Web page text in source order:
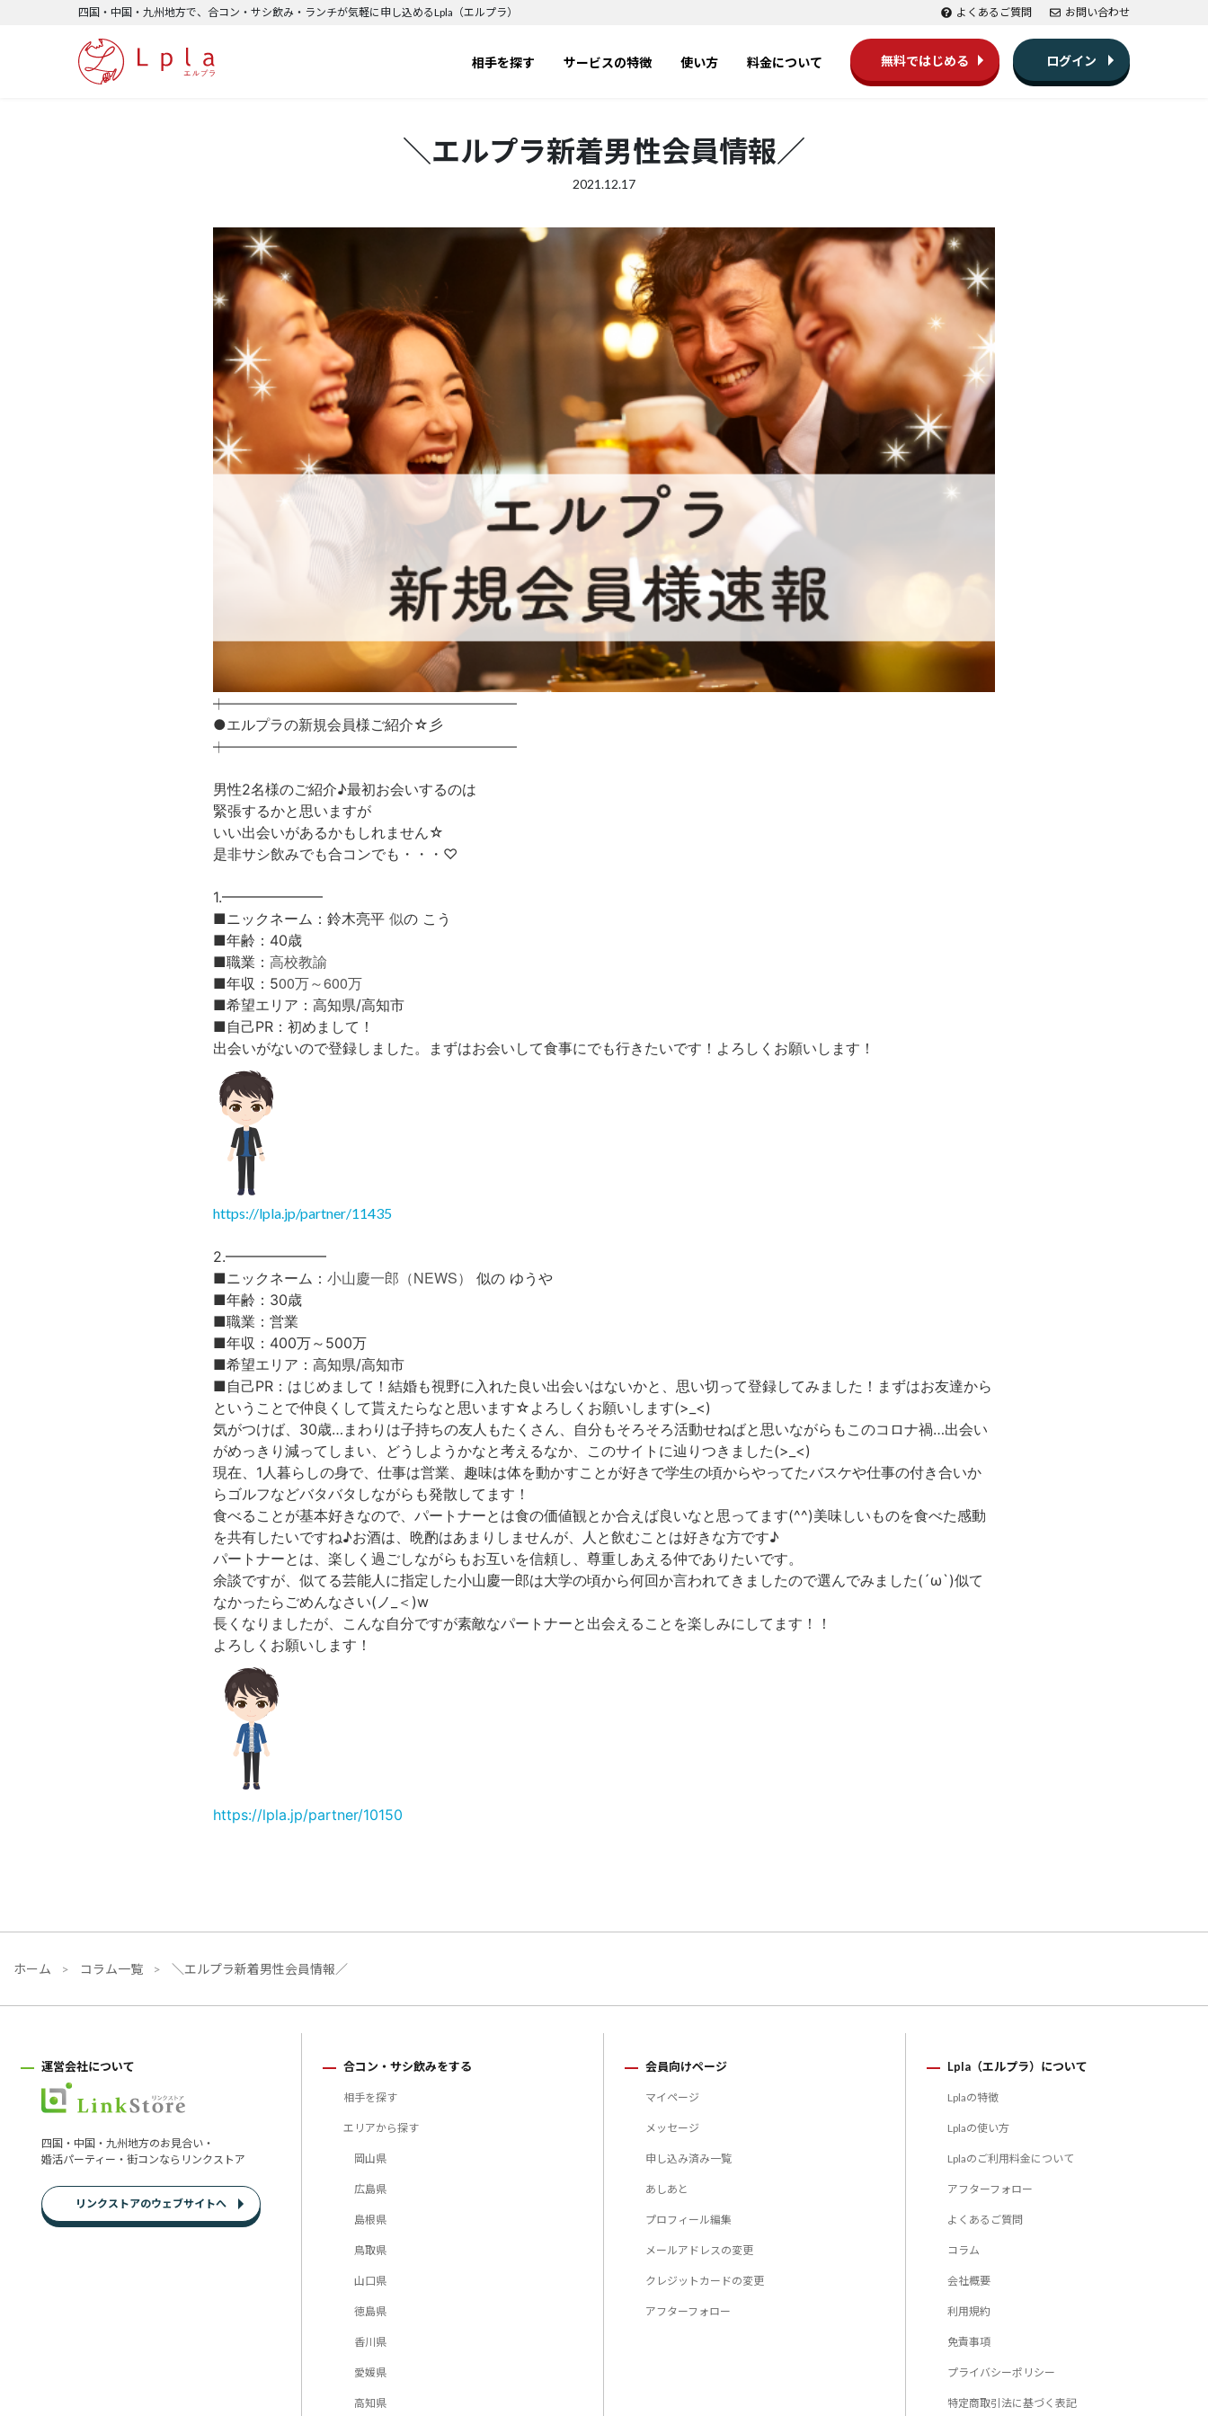
四国・中国・九州地方で、合コン・サシ飲み・ランチが気軽に申し込めるLpla（エルプラ） よくあるご質問 お問い合わせ
相手を探す サービスの特徴 使い方 料金について 無料ではじめる ログイン
＼エルプラ新着男性会員情報／
2021.12.17
┿━━━━━━━━━━━━━━━━━━━━━━━━━
●エルプラの新規会員様ご紹介☆彡
┿━━━━━━━━━━━━━━━━━━━━━━━━━
男性2名様のご紹介♪最初お会いするのは
緊張するかと思いますが
いい出会いがあるかもしれません☆
是非サシ飲みでも合コンでも・・・♡
1.━━━━━━━
■ニックネーム：鈴木亮平 似の こう
■年齢：40歳
■職業： 高校教諭
■年収：500万～600万
■希望エリア：高知県/高知市
■自己PR： 初めまして！
出会いがないので登録しました。まずはお会いして食事にでも行きたいです！よろしくお願いします！
https://lpla.jp/partner/11435
2.━━━━━━━
■ニックネーム： 小山慶一郎（NEWS）
似の ゆうや
■年齢：30歳
■職業：営業
■年収：400万～500万
■希望エリア：高知県/高知市
■自己PR：はじめまして！結婚も視野に入れた良い出会いはないかと、思い切って登録してみました！まずはお友達から
ということで仲良くして貰えたらなと思います☆よろしくお願いします(>_<)
気がつけば、30歳…まわりは子持ちの友人もたくさん、自分もそろそろ活動せねばと思いながらもこのコロナ禍…出会い
がめっきり減ってしまい、どうしようかなと考えるなか、このサイトに辿りつきました(>_<)
現在、1人暮らしの身で、仕事は営業、趣味は体を動かすことが好きで学生の頃からやってたバスケや仕事の付き合いか
らゴルフなどバタバタしながらも発散してます！
食べることが基本好きなので、パートナーとは食の価値観とか合えば良いなと思ってます(^^)美味しいものを食べた感動
を共有したいですね♪お酒は、晩酌はあまりしませんが、人と飲むことは好きな方です♪
パートナーとは、楽しく過ごしながらもお互いを信頼し、尊重しあえる仲でありたいです。
余談ですが、似てる芸能人に指定した小山慶一郎は大学の頃から何回か言われてきましたので選んでみました(´ω`)似て
なかったらごめんなさい(ノ_＜)w
長くなりましたが、こんな自分ですが素敵なパートナーと出会えることを楽しみにしてます！！
よろしくお願いします！
https://lpla.jp/partner/10150
ホーム コラム一覧 ＼エルプラ新着男性会員情報／
運営会社について
四国・中国・九州地方のお見合い・
婚活パーティー・街コンならリンクストア
リンクストアのウェブサイトへ
合コン・サシ飲みをする
相手を探す
エリアから探す
岡山県
広島県
島根県
鳥取県
山口県
徳島県
香川県
愛媛県
高知県
会員向けページ
マイページ
メッセージ
申し込み済み一覧
あしあと
プロフィール編集
メールアドレスの変更
クレジットカードの変更
アフターフォロー
Lpla（エルプラ）について
Lplaの特徴
Lplaの使い方
Lplaのご利用料金について
アフターフォロー
よくあるご質問
コラム
会社概要
利用規約
免責事項
プライバシーポリシー
特定商取引法に基づく表記